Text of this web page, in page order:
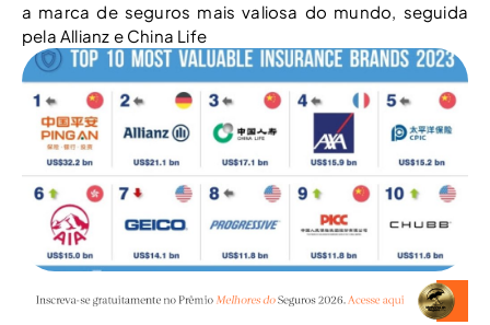
a marca de seguros mais valiosa do mundo, seguida
pela Allianz e China Life